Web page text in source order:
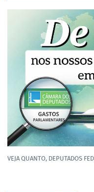
VEJA QUANTO, DEPUTADOS